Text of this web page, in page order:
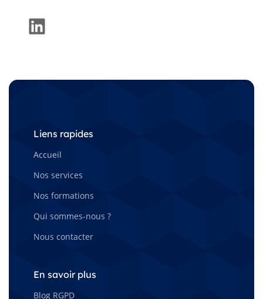
LinkedIn
Liens rapides
Accueil
Nos services
Nos formations
Qui sommes-nous ?
Nous contacter
En savoir plus
Blog RGPD